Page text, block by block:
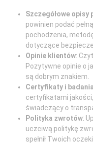
Szczegółowe opisy
powinien podać
pochodzenia,
dotyczące
Opinie klientów:
Pozytywne opinie o
są dobrym znakiem.
Certyfikaty i badania
certyfikatami
świadczący o
Polityka zwrotów:
uczciwą politykę
spełnił Twoich